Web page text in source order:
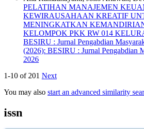
PELATIHAN MANAJEMEN
KEWIRAUSAHAAN KREATIF
MENINGKATKAN
KELOMPOK PKK RW 014
BESIRU : Jurnal Pengabdian
(2026): BESIRU : Jurnal Pengabdian
2026
1-10 of 201 Next
You may also start an advanced similarity
issn